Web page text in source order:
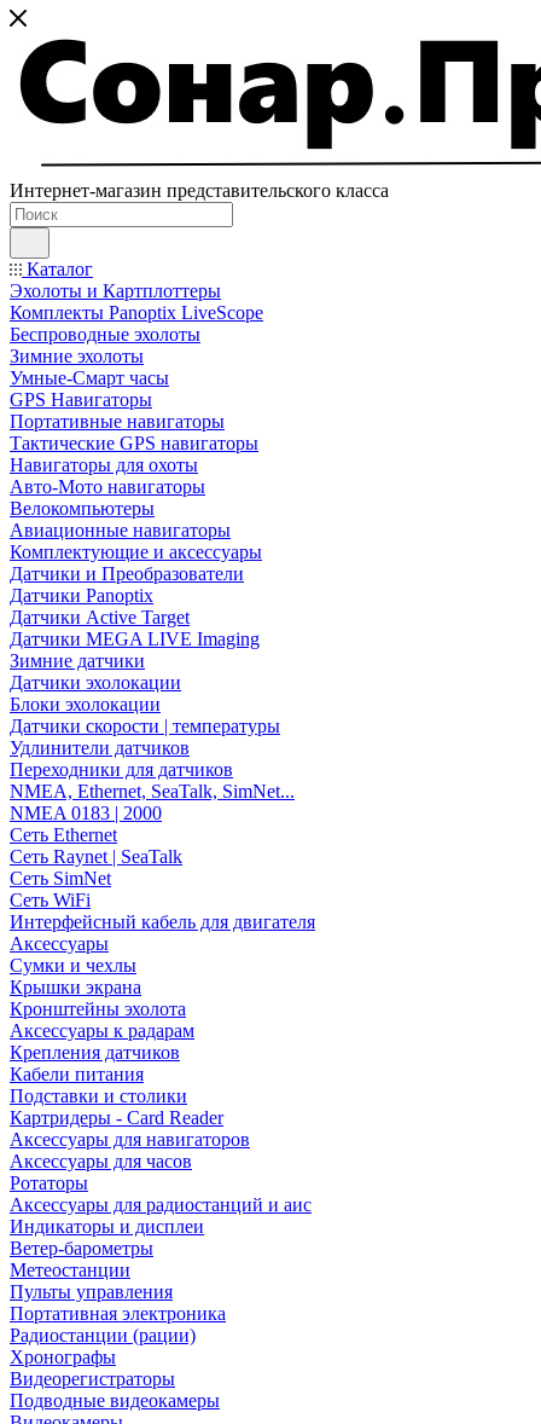
Интернет-магазин представительского класса
Каталог
Эхолоты и Картплоттеры
Комплекты Panoptix LiveScope
Беспроводные эхолоты
Зимние эхолоты
Умные-Смарт часы
GPS Навигаторы
Портативные навигаторы
Тактические GPS навигаторы
Навигаторы для охоты
Авто-Мото навигаторы
Велокомпьютеры
Авиационные навигаторы
Комплектующие и аксессуары
Датчики и Преобразователи
Датчики Panoptix
Датчики Active Target
Датчики MEGA LIVE Imaging
Зимние датчики
Датчики эхолокации
Блоки эхолокации
Датчики скорости | температуры
Удлинители датчиков
Переходники для датчиков
NMEA, Ethernet, SeaTalk, SimNet...
NMEA 0183 | 2000
Сеть Ethernet
Сеть Raynet | SeaTalk
Сеть SimNet
Сеть WiFi
Интерфейсный кабель для двигателя
Аксессуары
Сумки и чехлы
Крышки экрана
Кронштейны эхолота
Аксессуары к радарам
Крепления датчиков
Кабели питания
Подставки и столики
Картридеры - Card Reader
Аксессуары для навигаторов
Аксессуары для часов
Ротаторы
Аксессуары для радиостанций и аис
Индикаторы и дисплеи
Ветер-барометры
Метеостанции
Пульты управления
Портативная электроника
Радиостанции (рации)
Хронографы
Видеорегистраторы
Подводные видеокамеры